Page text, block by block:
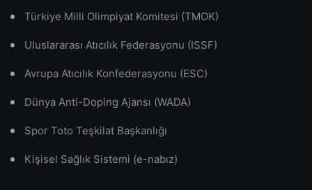
Türkiye Milli Olimpiyat Komitesi (TMOK)
Uluslararası Atıcılık Federasyonu (ISSF)
Avrupa Atıcılık Konfederasyonu (ESC)
Dünya Anti-Doping Ajansı (WADA)
Spor Toto Teşkilat Başkanlığı
Kişisel Sağlık Sistemi (e-nabız)